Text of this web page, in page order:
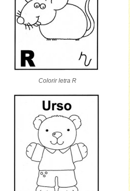
Colorir letra R